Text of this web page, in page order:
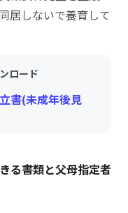
居しないで養育して
ロード
書(未成年後見
る書類と父母指定者